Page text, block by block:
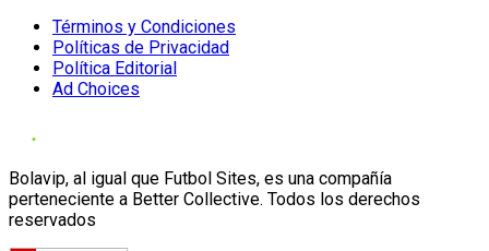
Términos y Condiciones
Políticas de Privacidad
Política Editorial
Ad Choices
Bolavip, al igual que Futbol Sites, es una compañía
perteneciente a Better Collective. Todos los derechos
reservados